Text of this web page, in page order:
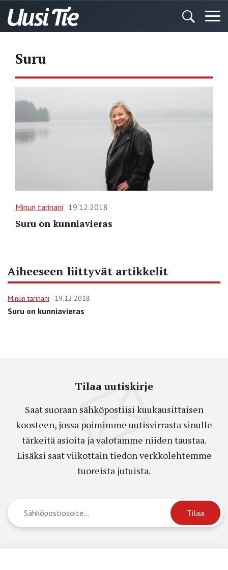
Suru
Minun tarinani 19.12.2018
Suru on kunniavieras
Aiheeseen liittyvät artikkelit
Minun tarinani 19.12.2018
Suru on kunniavieras
Tilaa uutiskirje
Saat suoraan sähköpostiisi kuukausittaisen
koosteen, jossa poimimme uutisvirrasta sinulle
tärkeitä asioita ja valotamme niiden taustaa.
Lisäksi saat viikottain tiedon verkkolehtemme
tuoreista jutuista.